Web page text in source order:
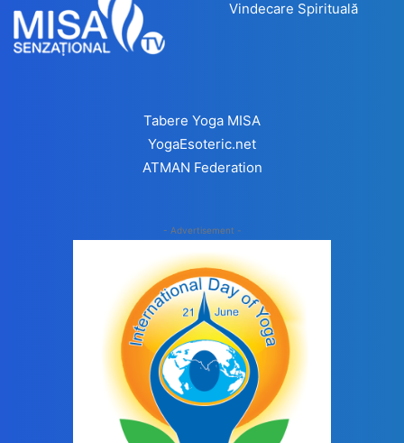
Vindecare Spirituală
Tabere Yoga MISA
YogaEsoteric.net
ATMAN Federation
- Advertisement -